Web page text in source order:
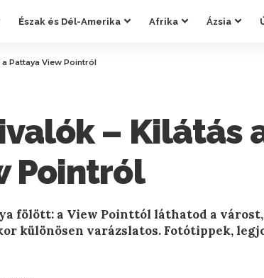
Észak és Dél-Amerika Afrika Ázsia
Pattaya View Pointról
– Kilátás
Pointról
fölött: a View Pointtól láthatod a várost,
különösen varázslatos. Fotótippek,